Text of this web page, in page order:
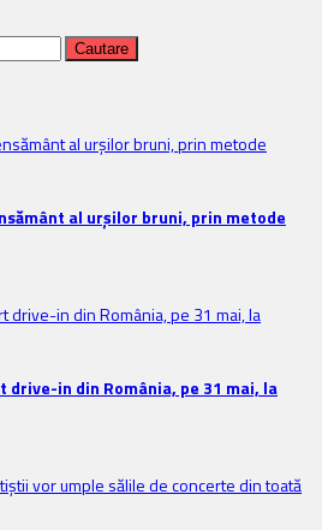
al urșilor bruni, prin metode
drive-in din România, pe 31 mai, la